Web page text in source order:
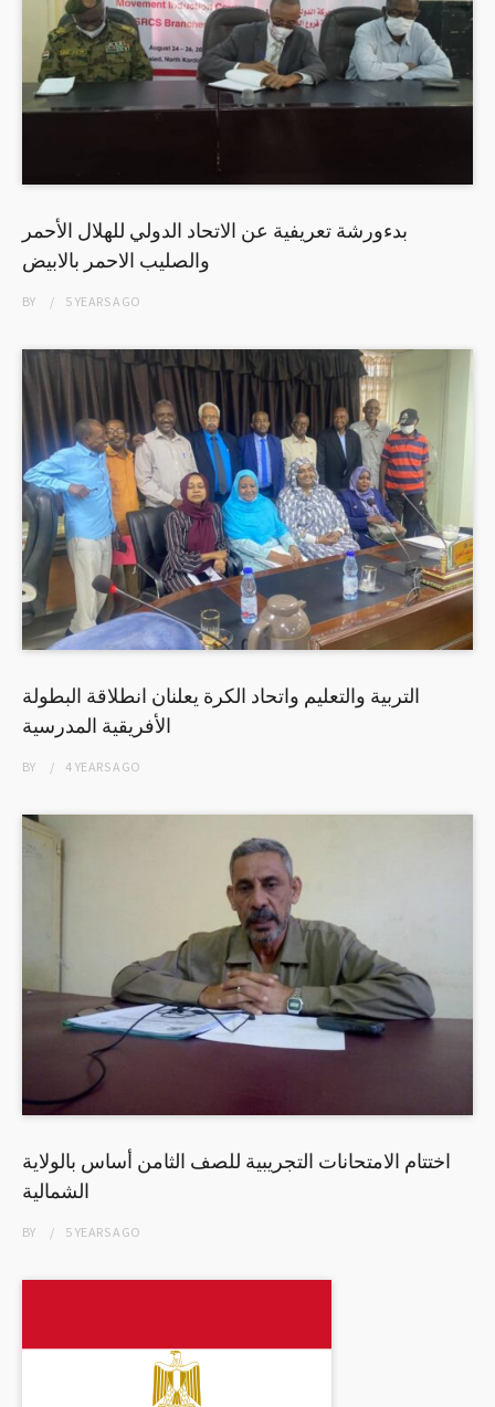
بدءورشة تعريفية عن الاتحاد الدولي للهلال الأحمر
والصليب الاحمر بالابيض
BY 5 YEARSAGO
التربية والتعليم واتحاد الكرة يعلنان انطلاقة البطولة
الأفريقية المدرسية
BY 4 YEARSAGO
اختتام الامتحانات التجريبية للصف الثامن أساس بالولاية
الشمالية
BY 5 YEARSAGO